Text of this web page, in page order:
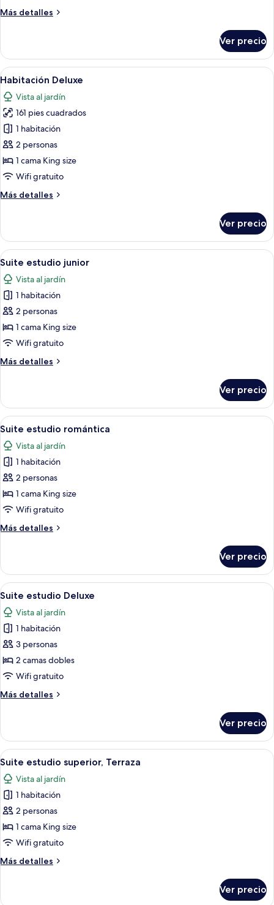
Más detalles
Más
doble
Deluxe
Ver precio
Abrir
todas
las
fotos
de
Habitación
Deluxe
Un dormitorio con cabecera de
10
Habitación Deluxe
Vista al jardín
161 pies cuadrados
1 habitación
2 personas
1 cama King size
Wifi gratuito
Más detalles
Más
Deluxe
Ver precio
Abrir
todas
las
fotos
de
Suite
estudio
Una cama con colcha blanca y
10
Suite estudio junior
Vista al jardín
1 habitación
2 personas
1 cama King size
Wifi gratuito
Más detalles
Más
estudio
junior
Ver precio
Abrir
todas
las
fotos
de
Suite
estudio
Un dormitorio con cama, ventilador
8
Suite estudio romántica
Vista al jardín
1 habitación
2 personas
1 cama King size
Wifi gratuito
Más detalles
Más
estudio
romántica
Ver precio
Abrir
todas
las
fotos
de
Suite
estudio
Habitación de hotel con dos camas,
8
Suite estudio Deluxe
Vista al jardín
1 habitación
3 personas
2 camas dobles
Wifi gratuito
Más detalles
Más
estudio
Deluxe
Ver precio
Abrir
todas
las
fotos
de
Suite
estudio
Terraza
Un dormitorio con cama, ventilador
11
Suite estudio superior, Terraza
Vista al jardín
1 habitación
2 personas
1 cama King size
Wifi gratuito
Más detalles
Más
Ver precio